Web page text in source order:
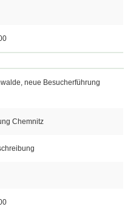
neue Besucherführung
Chemnitz